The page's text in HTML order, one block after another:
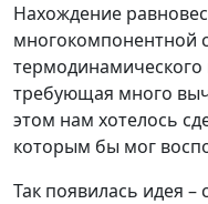
Нахождение
термодинамического
требующая много
этом нам хотелось
которым бы мог
Так появилась идея –